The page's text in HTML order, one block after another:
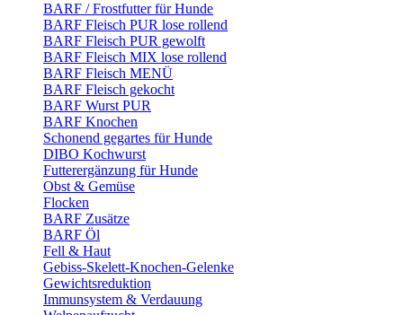
BARF / Frostfutter für Hunde
BARF Fleisch PUR lose rollend
BARF Fleisch PUR gewolft
BARF Fleisch MIX lose rollend
BARF Fleisch MENÜ
BARF Fleisch gekocht
BARF Wurst PUR
BARF Knochen
Schonend gegartes für Hunde
DIBO Kochwurst
Futterergänzung für Hunde
Obst & Gemüse
Flocken
BARF Zusätze
BARF Öl
Fell & Haut
Gebiss-Skelett-Knochen-Gelenke
Gewichtsreduktion
Immunsystem & Verdauung